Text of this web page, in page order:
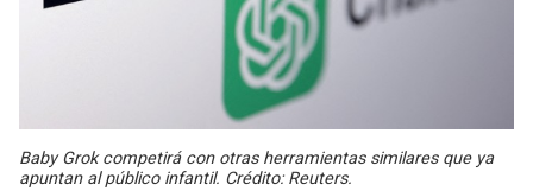
Baby Grok competirá con otras herramientas similares que ya
apuntan al público infantil. Crédito: Reuters.